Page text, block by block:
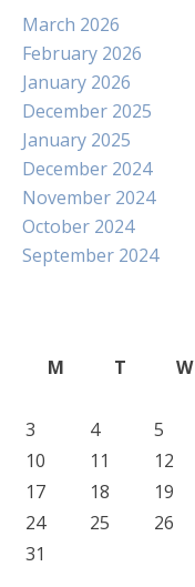
March 2026
February 2026
January 2026
December 2025
January 2025
December 2024
November 2024
October 2024
September 2024
M
T W
3
4 5
10
11 12
17
18 19
24
25 26
31